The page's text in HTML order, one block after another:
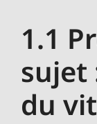
1.1
sujet
du